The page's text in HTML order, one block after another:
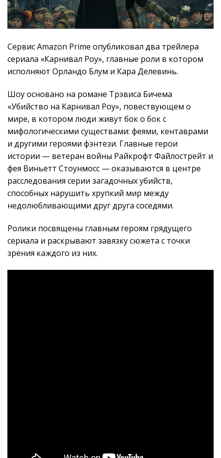
Сервис Amazon Prime опубликовал два трейлера
сериала «Карнивал Роу», главные роли в котором
исполняют Орландо Блум и Кара Делевинь.
Шоу основано на романе Трэвиса Бичема
«Убийство на Карнивал Роу», повествующем о
мире, в котором люди живут бок о бок с
мифологическими существами: феями, кентаврами
и другими героями фэнтези. Главные герои
истории — ветеран войны Райкрофт Файлострейт и
фея Виньетт Стоунмосс — оказываются в центре
расследования серии загадочных убийств,
способных нарушить хрупкий мир между
недолюбливающими друг друга соседями.
Ролики посвящены главным героям грядущего
сериала и раскрывают завязку сюжета с точки
зрения каждого из них.